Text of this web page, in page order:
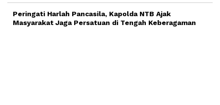
Peringati Harlah Pancasila, Kapolda NTB Ajak
Masyarakat Jaga Persatuan di Tengah Keberagaman